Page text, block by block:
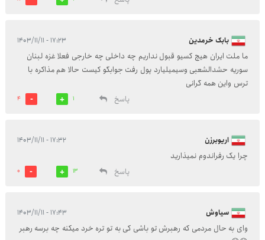
بابک خرمدین ۱۷:۲۳ - ۱۴۰۳/۱۱/۱۱
ما ملت ایران هیچ کسیو قبول نداریم چه داخلی چه خارجی فعلا غزه لبنان
سوریه حشدالشعبی وسیمیلیارد پول رفت جوابگو کیست حالا هم مذاکره با
ترس واین همه گرانی
پاسخ
1
4
اریوبرزن ۱۷:۳۲ - ۱۴۰۳/۱۱/۱۱
چرا یک رفراندوم نمیذارید
پاسخ
13
0
سیاوش ۱۷:۴۳ - ۱۴۰۳/۱۱/۱۱
وای به حال مردمی که رهبرش تو باشی کی به تو تره خرد میکنه چه برسه رهبر